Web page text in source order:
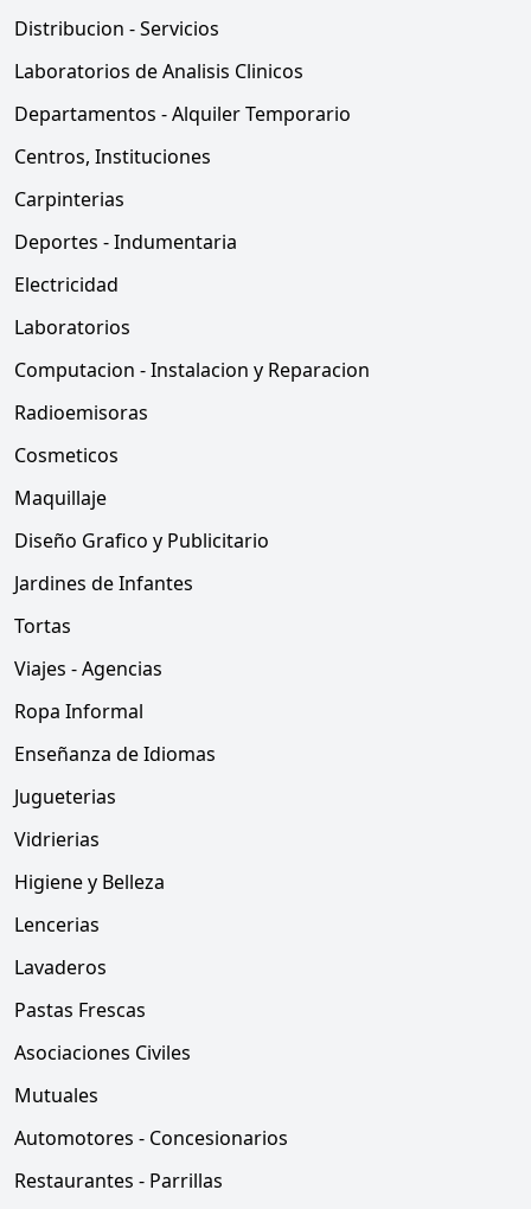
Distribucion - Servicios
Laboratorios de Analisis Clinicos
Departamentos - Alquiler Temporario
Centros, Instituciones
Carpinterias
Deportes - Indumentaria
Electricidad
Laboratorios
Computacion - Instalacion y Reparacion
Radioemisoras
Cosmeticos
Maquillaje
Diseño Grafico y Publicitario
Jardines de Infantes
Tortas
Viajes - Agencias
Ropa Informal
Enseñanza de Idiomas
Jugueterias
Vidrierias
Higiene y Belleza
Lencerias
Lavaderos
Pastas Frescas
Asociaciones Civiles
Mutuales
Automotores - Concesionarios
Restaurantes - Parrillas